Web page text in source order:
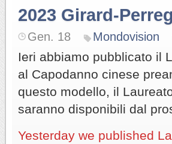
2023 Girard-
Gen. 18 Mondovision
Ieri abbiamo pubblicato il
al Capodanno cinese
questo modello, il
saranno disponibili dal
Yesterday we published